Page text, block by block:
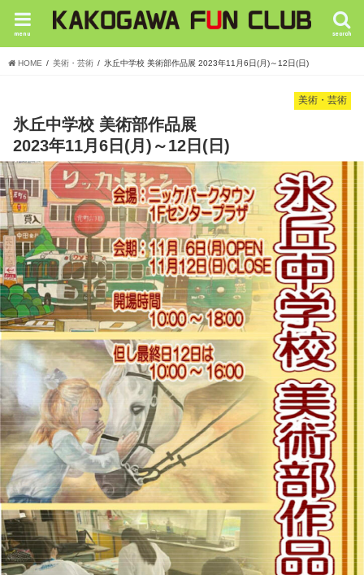
search
menu
HOME 美術・芸術 氷丘中学校 美術部作品展 2023年11月6日(月)～12日(日)
美術・芸術
氷丘中学校 美術部作品展
2023年11月6日(月)～12日(日)